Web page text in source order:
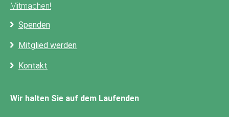
Mitmachen!
Spenden
Mitglied werden
Kontakt
Wir halten Sie auf dem Laufenden